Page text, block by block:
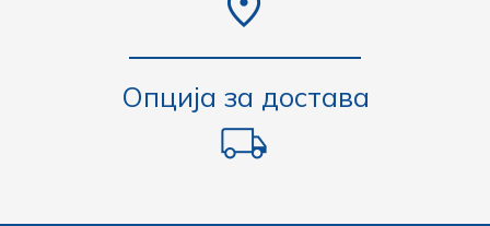
Опција за достава